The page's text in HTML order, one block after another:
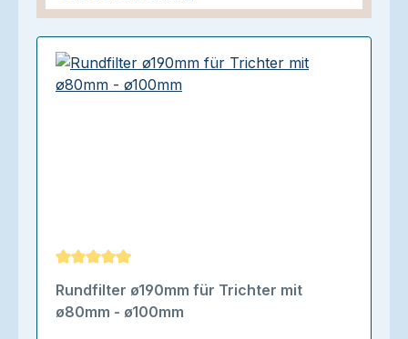
Durchschnittliche Bewertung von 5 von 5 Sternen
Rundfilter ø190mm für Trichter mit
ø80mm - ø100mm